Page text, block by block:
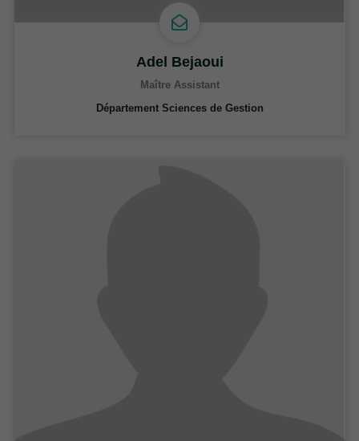
Adel Bejaoui
Maître Assistant
Département Sciences de Gestion